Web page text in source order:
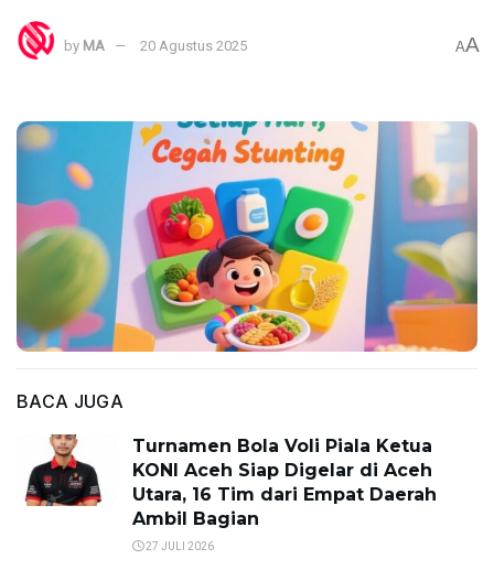
by MA 20 Agustus 2025 AA
BACA JUGA
Turnamen Bola Voli Piala Ketua
KONI Aceh Siap Digelar di Aceh
Utara, 16 Tim dari Empat Daerah
Ambil Bagian
27 JULI 2026